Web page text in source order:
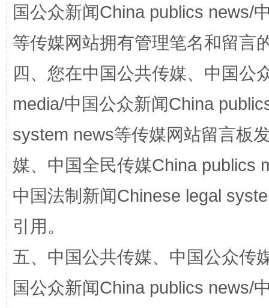
国公众新闻China publics news/
等传媒网站拥有管理笔名和留言
四、您在中国公共传媒、中国公
media/中国公众新闻China
system news等传媒网站留言板
媒、中国全民传媒China publics
中国法制新闻Chinese legal
引用。
五、中国公共传媒、中国公众传
国公众新闻China publics news/